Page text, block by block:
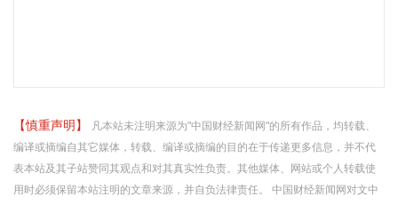
【慎重声明】
凡本站未注明来源为"中国财经新闻网"的所有作品，均转载、
编译或摘编自其它媒体，转载、编译或摘编的目的在于传递更多信息，并不代
表本站及其子站赞同其观点和对其真实性负责。其他媒体、网站或个人转载使
用时必须保留本站注明的文章来源，并自负法律责任。 中国财经新闻网对文中